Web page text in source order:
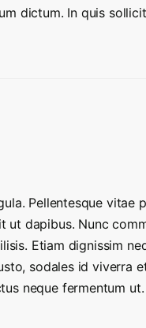
dictum. In quis
Pellentesque
ut dapibus. Nunc
Etiam dignissim
sodales id viverra
neque fermentum ut.